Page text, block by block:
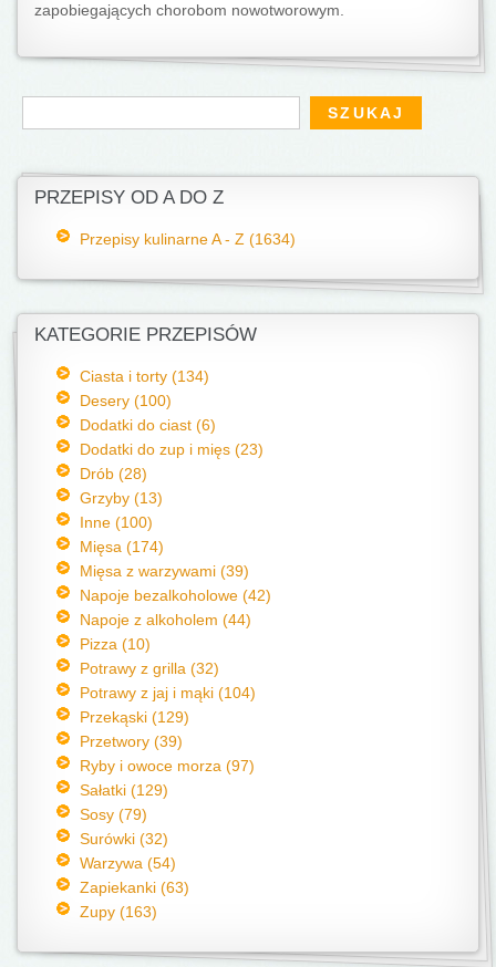
zapobiegających chorobom nowotworowym.
Formularz wyszukiwania
Szukaj
PRZEPISY OD A DO Z
Przepisy kulinarne A - Z (1634)
KATEGORIE PRZEPISÓW
Ciasta i torty (134)
Desery (100)
Dodatki do ciast (6)
Dodatki do zup i mięs (23)
Drób (28)
Grzyby (13)
Inne (100)
Mięsa (174)
Mięsa z warzywami (39)
Napoje bezalkoholowe (42)
Napoje z alkoholem (44)
Pizza (10)
Potrawy z grilla (32)
Potrawy z jaj i mąki (104)
Przekąski (129)
Przetwory (39)
Ryby i owoce morza (97)
Sałatki (129)
Sosy (79)
Surówki (32)
Warzywa (54)
Zapiekanki (63)
Zupy (163)